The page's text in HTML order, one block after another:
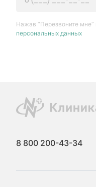
Нажав “Перезвоните
персональных данных
8 800 200-43-34